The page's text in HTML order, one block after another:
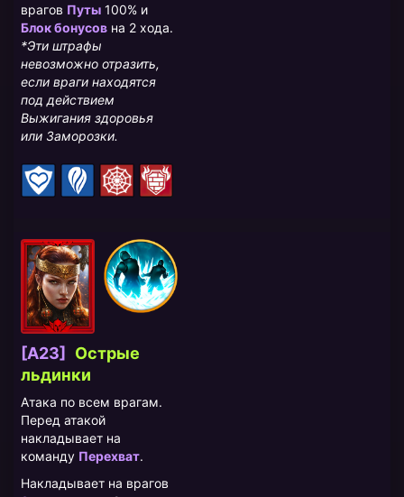
врагов Путы 100% и
Блок бонусов на 2 хода.
*Эти штрафы
невозможно отразить,
если враги находятся
под действием
Выжигания здоровья
или Заморозки.
[A23]
Острые
льдинки
Атака по всем врагам.
Перед атакой
накладывает на
команду Перехват.
Накладывает на врагов